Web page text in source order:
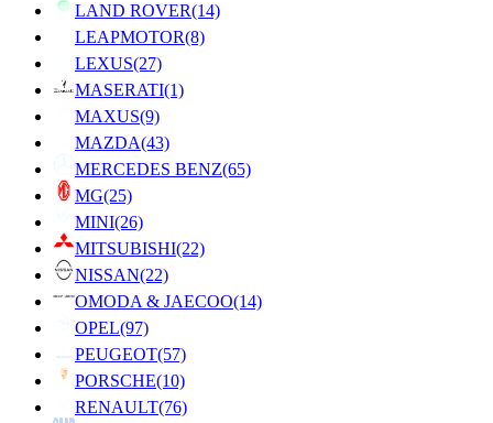
LAND ROVER(14)
LEAPMOTOR(8)
LEXUS(27)
MASERATI(1)
MAXUS(9)
MAZDA(43)
MERCEDES BENZ(65)
MG(25)
MINI(26)
MITSUBISHI(22)
NISSAN(22)
OMODA & JAECOO(14)
OPEL(97)
PEUGEOT(57)
PORSCHE(10)
RENAULT(76)